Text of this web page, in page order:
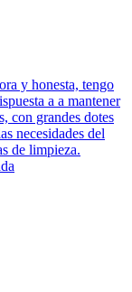
y honesta, tengo
a a mantener
con grandes dotes
necesidades del
de limpieza.